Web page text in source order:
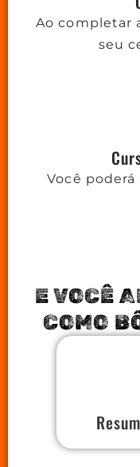
Ao completar
seu
Você
E VOCÊ
COMO